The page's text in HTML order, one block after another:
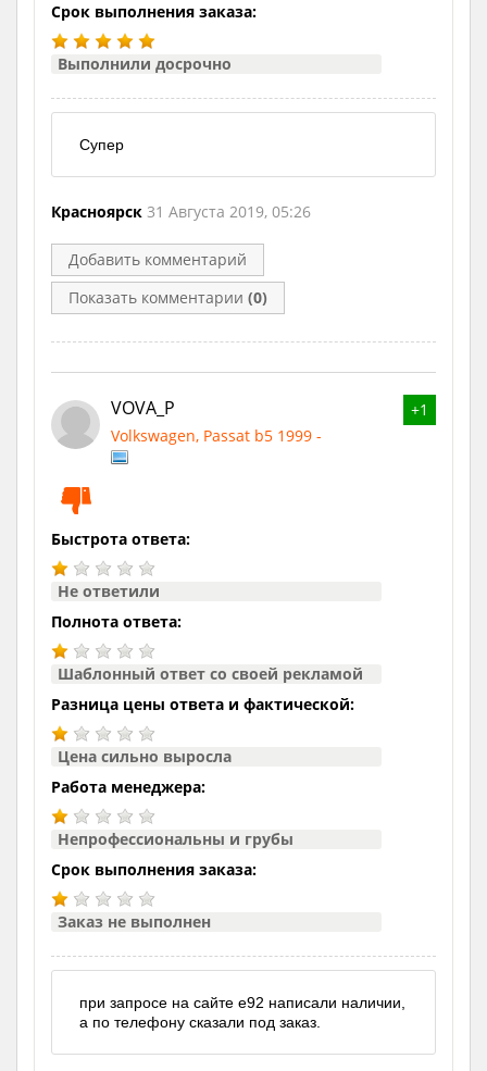
Срок выполнения заказа:
Выполнили досрочно
Супер
Красноярск 31 Августа 2019, 05:26
Добавить комментарий
Показать комментарии (0)
+1
VOVA_P
Volkswagen, Passat b5 1999 -
Быстрота ответа:
Не ответили
Полнота ответа:
Шаблонный ответ со своей рекламой
Разница цены ответа и фактической:
Цена сильно выросла
Работа менеджера:
Непрофессиональны и грубы
Срок выполнения заказа:
Заказ не выполнен
при запросе на сайте е92 написали наличии,
а по телефону сказали под заказ.